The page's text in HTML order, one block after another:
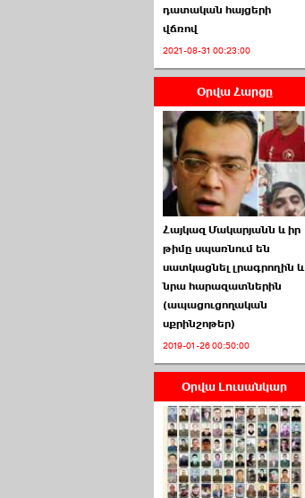
ՏԵՍԱՆՅՈՒԹ․ Ի՞նչ
իրավիճակ է այս ›››
2026-07-04 10:40:00
Սահմանադրական
դատարանը մերժեց ›››
2026-07-02 00:39:00
ՈՒՂԻՂ․ ԱԺ-ն
Կառավարության ›››
2026-07-01 00:52:00
դատական հայցերի
վճռով
2021-08-31 00:23:00
Օրվա Հարցը
Հայկազ Մակարյանն և իր
թիմը սպառնում են
սատկացնել լրագրողին և
նրա հարազատներին
(ապացուցողական
սքրինշոթեր)
2019-01-26 00:50:00
Օրվա Լուսանկար